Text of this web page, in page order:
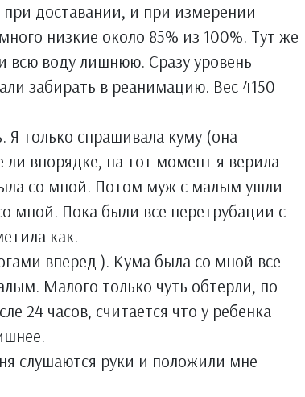
доставании, и при измерении
низкие около 85% из 100%. Тут же
всю воду лишнюю. Сразу уровень
забирать в реанимацию. Вес 4150
Я только спрашивала куму (она
впорядке, на тот момент я верила
со мной. Потом муж с малым ушли
мной. Пока были все перетрубации с
как.
вперед ). Кума была со мной все
Малого только чуть обтерли, по
24 часов, считается что у ребенка
слушаются руки и положили мне